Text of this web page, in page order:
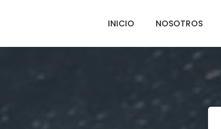
INICIO NOSOTROS